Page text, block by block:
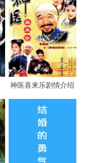
神医喜来乐剧情介绍